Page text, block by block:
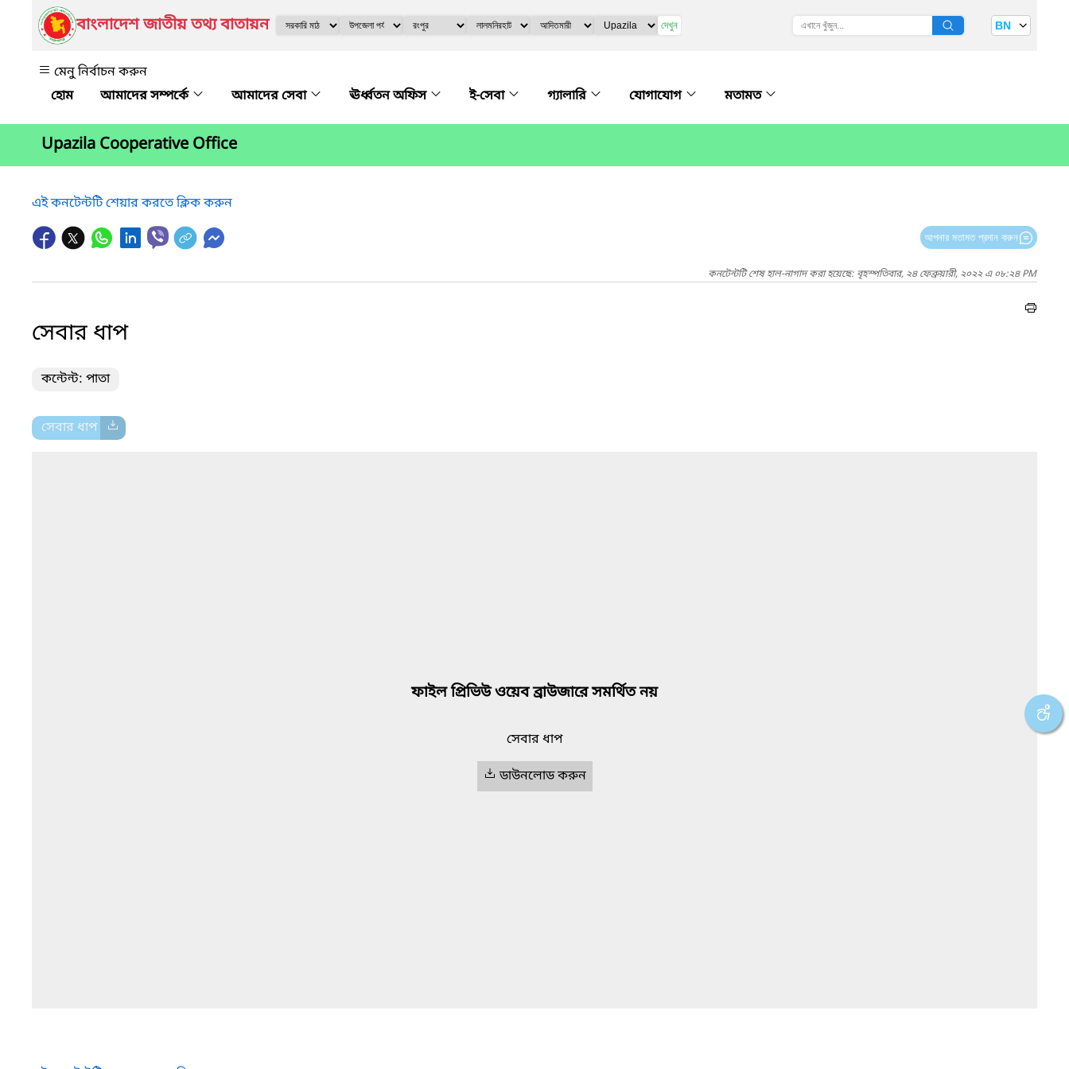
বাংলাদেশ জাতীয় তথ্য বাতায়ন দেখুন BN
মেনু নির্বাচন করুন
আমাদের সম্পর্কে
আমাদের সেবা ঊর্ধ্বতন অফিস ই-সেবা গ্যালারি যোগাযোগ মতামত
Upazila Cooperative Office
এই কনটেন্টটি শেয়ার করতে ক্লিক করুন
আপনার মতামত প্রদান করুন
কনটেন্টটি শেষ হাল-নাগাদ করা হয়েছে: বৃহস্পতিবার, ২৪ ফেব্রুয়ারী, ২০২২ এ ০৮:২৪ PM
সেবার ধাপ
কন্টেন্ট: পাতা
সেবার ধাপ
ফাইল প্রিভিউ ওয়েব ব্রাউজারে সমর্থিত নয়
সেবার ধাপ
ডাউনলোড করুন